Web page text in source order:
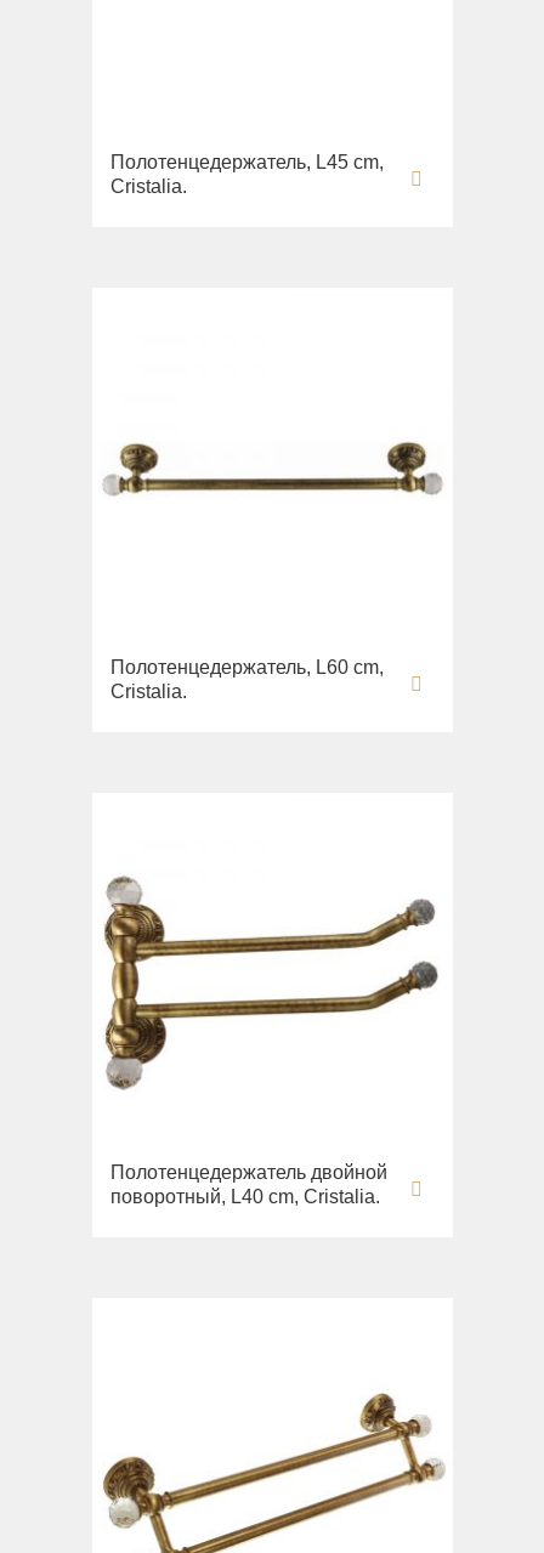
Полотенцедержатель, L45 cm,
Cristalia.
Полотенцедержатель, L60 cm,
Cristalia.
Полотенцедержатель двойной
поворотный, L40 cm, Cristalia.